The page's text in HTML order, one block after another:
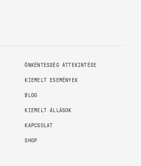
ÖNKÉNTESSÉG ÁTTEKINTÉSE
KIEMELT ESEMÉNYEK
BLOG
KIEMELT ÁLLÁSOK
KAPCSOLAT
SHOP